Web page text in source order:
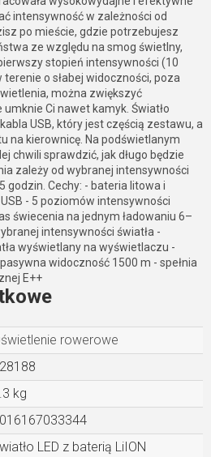
intensywność w zależności od
po mieście, gdzie potrzebujesz
ze względu na smog świetlny,
stopień intensywności (10
terenie o słabej widoczności, poza
można zwiększyć
Ci nawet kamyk. Światło
USB, który jest częścią zestawu, a
na kierownicę. Na podświetlanym
chwili sprawdzić, jak długo będzie
zależy od wybranej intensywności
godzin. Cechy: - bateria litowa i
- 5 poziomów intensywności
świecenia na jednym ładowaniu 6–
intensywności światła -
wyświetlany na wyświetlaczu -
widoczność 1500 m - spełnia
E++
rowerowe
kg
LED z baterią LiION